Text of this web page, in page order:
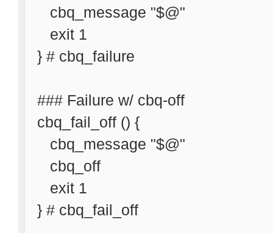
cbq_message "$@"
exit 1
} # cbq_failure
### Failure w/ cbq-off
cbq_fail_off () {
cbq_message "$@"
cbq_off
exit 1
} # cbq_fail_off